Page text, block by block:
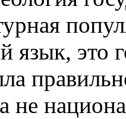
язык, это
не